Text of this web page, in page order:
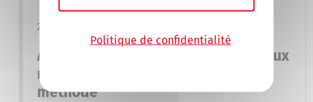
Politique de confidentialité
28/07/2026
Appels d’offres et IA : comment mieux
répondre, plus vite et avec plus de
méthode